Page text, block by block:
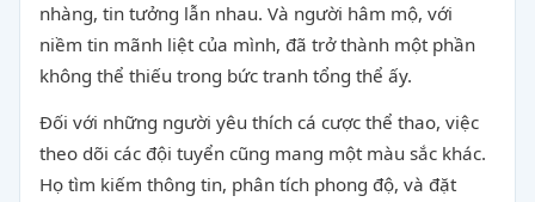
nhàng, tin tưởng lẫn nhau. Và người hâm mộ, với
niềm tin mãnh liệt của mình, đã trở thành một phần
không thể thiếu trong bức tranh tổng thể ấy.
Đối với những người yêu thích cá cược thể thao, việc
theo dõi các đội tuyển cũng mang một màu sắc khác.
Họ tìm kiếm thông tin, phân tích phong độ, và đặt